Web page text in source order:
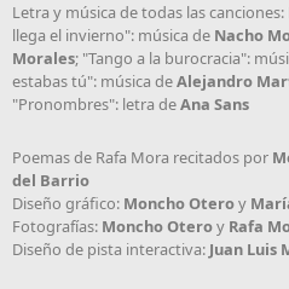
Letra y música de todas las canciones:
llega el invierno": música de Nacho
Morales; "Tango a la burocracia":
estabas tú": música deAlejandro
"Pronombres": letra deAna Sans
Poemas de Rafa Mora recitados por
del Barrio
Diseño gráfico: Moncho Oteroy
Fotografías: Moncho Oteroy Rafa
Diseño de pista interactiva: Juan Luis